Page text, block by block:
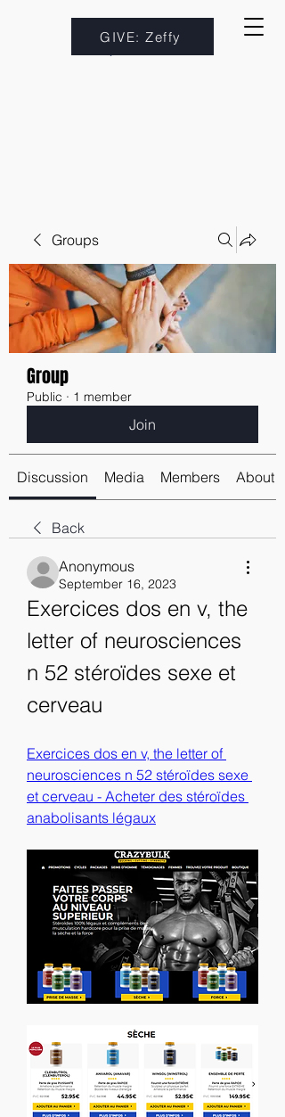
GIVE: Zeffy
Groups
Group
Public · 1 member
Join
Discussion Media Members About
Back
Anonymous
September 16, 2023
Exercices dos en v, the
letter of neurosciences
n 52 stéroïdes sexe et
cerveau
Exercices dos en v, the letter of
neurosciences n 52 stéroïdes sexe
et cerveau - Acheter des stéroïdes
anabolisants légaux